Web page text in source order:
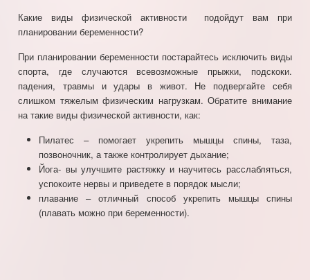
Какие виды физической активности подойдут вам при
планировании беременности?
При планировании беременности постарайтесь исключить виды
спорта, где случаются всевозможные прыжки, подскоки.
падения, травмы и удары в живот. Не подвергайте себя
слишком тяжелым физическим нагрузкам. Обратите внимание
на такие виды физической активности, как:
Пилатес – помогает укрепить мышцы спины, таза,
позвоночник, а также контролирует дыхание;
Йога- вы улучшите растяжку и научитесь расслабляться,
успокоите нервы и приведете в порядок мысли;
плавание – отличный способ укрепить мышцы спины
(плавать можно при беременности).